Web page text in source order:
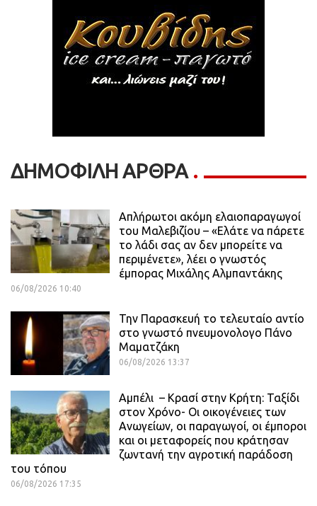
ΔΗΜΟΦΙΛΗ ΑΡΘΡΑ
Απλήρωτοι ακόμη ελαιοπαραγωγοί
του Μαλεβιζίου – «Ελάτε να πάρετε
το λάδι σας αν δεν μπορείτε να
περιμένετε», λέει ο γνωστός
έμπορας Μιχάλης Αλμπαντάκης
06/08/2026 10:40
Την Παρασκευή το τελευταίο αντίο
στο γνωστό πνευμονολογο Πάνο
Μαματζάκη
06/08/2026 13:37
Αμπέλι – Κρασί στην Κρήτη: Ταξίδι
στον Χρόνο- Οι οικογένειες των
Ανωγείων, οι παραγωγοί, οι έμποροι
και οι μεταφορείς που κράτησαν
ζωντανή την αγροτική παράδοση
του τόπου
06/08/2026 17:35